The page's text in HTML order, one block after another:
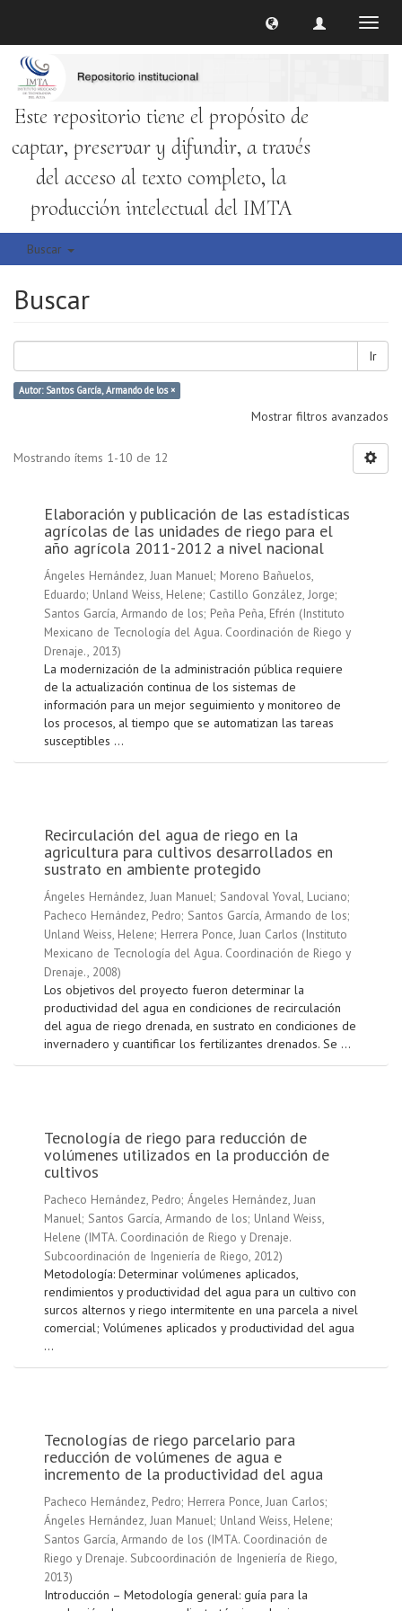
Este repositorio tiene el propósito de
captar, preservar y difundir, a través
del acceso al texto completo, la
producción intelectual del IMTA
Buscar
Buscar
Ir
Autor: Santos García, Armando de los ×
Mostrar filtros avanzados
Mostrando ítems 1-10 de 12
Elaboración y publicación de las estadísticas
agrícolas de las unidades de riego para el
año agrícola 2011-2012 a nivel nacional
Ángeles Hernández, Juan Manuel; Moreno Bañuelos,
Eduardo; Unland Weiss, Helene; Castillo González, Jorge;
Santos García, Armando de los; Peña Peña, Efrén (Instituto
Mexicano de Tecnología del Agua. Coordinación de Riego y
Drenaje., 2013)
La modernización de la administración pública requiere
de la actualización continua de los sistemas de
información para un mejor seguimiento y monitoreo de
los procesos, al tiempo que se automatizan las tareas
susceptibles ...
Recirculación del agua de riego en la
agricultura para cultivos desarrollados en
sustrato en ambiente protegido
Ángeles Hernández, Juan Manuel; Sandoval Yoval, Luciano;
Pacheco Hernández, Pedro; Santos García, Armando de los;
Unland Weiss, Helene; Herrera Ponce, Juan Carlos (Instituto
Mexicano de Tecnología del Agua. Coordinación de Riego y
Drenaje., 2008)
Los objetivos del proyecto fueron determinar la
productividad del agua en condiciones de recirculación
del agua de riego drenada, en sustrato en condiciones de
invernadero y cuantificar los fertilizantes drenados. Se ...
Tecnología de riego para reducción de
volúmenes utilizados en la producción de
cultivos
Pacheco Hernández, Pedro; Ángeles Hernández, Juan
Manuel; Santos García, Armando de los; Unland Weiss,
Helene (IMTA. Coordinación de Riego y Drenaje.
Subcoordinación de Ingeniería de Riego, 2012)
Metodología: Determinar volúmenes aplicados,
rendimientos y productividad del agua para un cultivo con
surcos alternos y riego intermitente en una parcela a nivel
comercial; Volúmenes aplicados y productividad del agua
...
Tecnologías de riego parcelario para
reducción de volúmenes de agua e
incremento de la productividad del agua
Pacheco Hernández, Pedro; Herrera Ponce, Juan Carlos;
Ángeles Hernández, Juan Manuel; Unland Weiss, Helene;
Santos García, Armando de los (IMTA. Coordinación de
Riego y Drenaje. Subcoordinación de Ingeniería de Riego,
2013)
Introducción – Metodología general: guía para la